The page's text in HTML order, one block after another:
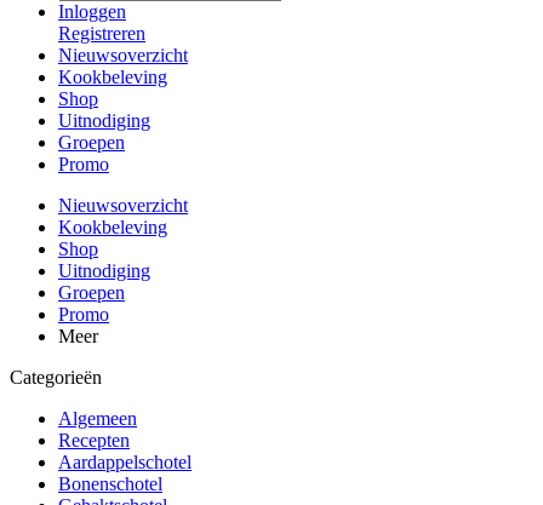
Inloggen
Registreren
Nieuwsoverzicht
Kookbeleving
Shop
Uitnodiging
Groepen
Promo
Nieuwsoverzicht
Kookbeleving
Shop
Uitnodiging
Groepen
Promo
Meer
Categorieën
Algemeen
Recepten
Aardappelschotel
Bonenschotel